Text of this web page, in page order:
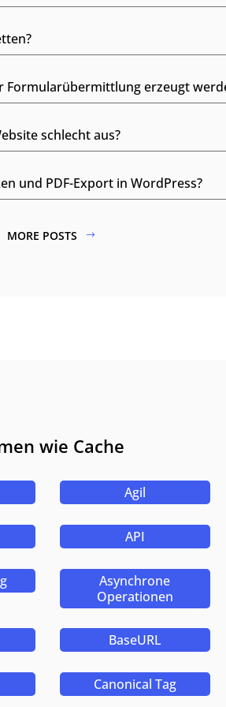
Formularübermittlung erzeugt
schlecht aus?
und PDF-Export in WordPress?
MORE POSTS
wie Cache
Agil
API
Asynchrone
Operationen
BaseURL
Canonical Tag